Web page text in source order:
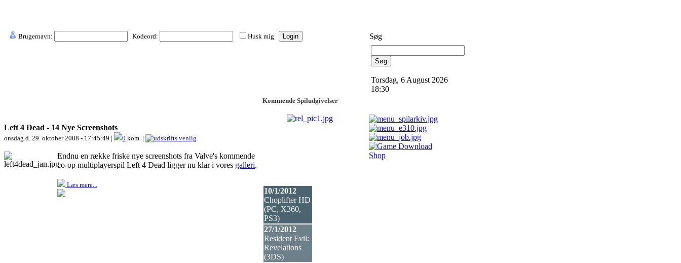
Brugernavn: Kodeord: Husk mig Søg
Torsdag, 6 August 2026
18:30
Left 4 Dead - 14 Nye Screenshots
onsdag d. 29. oktober 2008 - 17:45:49 | 0 kom. |
Endnu en række friske nye screenshots fra Valve's kommende
co-op multiplayerspil Left 4 Dead ligger nu klar i vores galleri.
Læs mere...
Kommende Spiludgivelser
10/1/2012
Choplifter HD
(PC, X360,
PS3)
27/1/2012
Resident Evil:
Revelations
(3DS)